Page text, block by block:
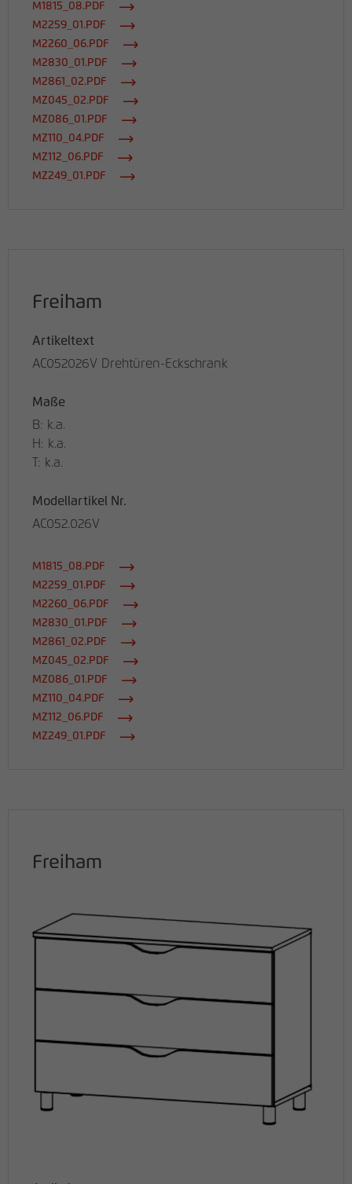
M1815_08.PDF
M2259_01.PDF
M2260_06.PDF
M2830_01.PDF
M2861_02.PDF
MZ045_02.PDF
MZ086_01.PDF
MZ110_04.PDF
MZ112_06.PDF
MZ249_01.PDF
Freiham
Artikeltext
AC052026V Drehtüren-Eckschrank
Maße
B: k.a.
H: k.a.
T: k.a.
Modellartikel Nr.
AC052.026V
M1815_08.PDF
M2259_01.PDF
M2260_06.PDF
M2830_01.PDF
M2861_02.PDF
MZ045_02.PDF
MZ086_01.PDF
MZ110_04.PDF
MZ112_06.PDF
MZ249_01.PDF
Freiham